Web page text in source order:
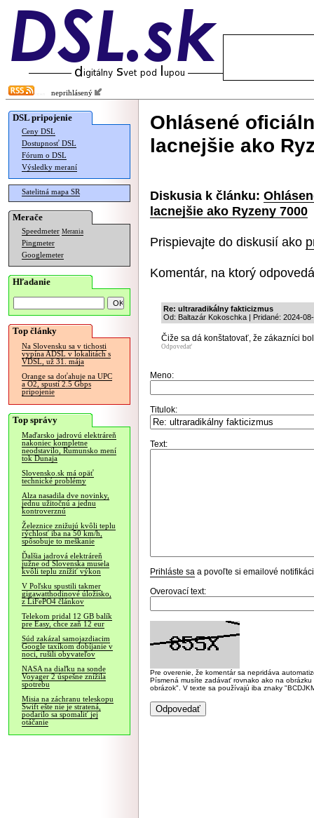
neprihlásený
DSL pripojenie
Ceny DSL
Dostupnosť DSL
Fórum o DSL
Výsledky meraní
Satelitná mapa SR
Merače
Speedmeter Merania
Pingmeter
Googlemeter
Hľadanie
Top články
Na Slovensku sa v tichosti
vypína ADSL v lokalitách s
VDSL, už 31. mája
Orange sa doťahuje na UPC
a O2, spustí 2.5 Gbps
pripojenie
Top správy
Maďarsko jadrovú elektráreň
nakoniec kompletne
neodstavilo, Rumunsko mení
tok Dunaja
Slovensko.sk má opäť
technické problémy
Alza nasadila dve novinky,
jednu užitočnú a jednu
kontroverznú
Železnice znižujú kvôli teplu
rýchlosť iba na 50 km/h,
spôsobuje to meškanie
Ďalšia jadrová elektráreň
južne od Slovenska musela
kvôli teplu znížiť výkon
V Poľsku spustili takmer
gigawatthodinové úložisko,
z LiFePO4 článkov
Telekom pridal 12 GB balík
pre Easy, chce zaň 12 eur
Súd zakázal samojazdiacim
Google taxíkom dobíjanie v
noci, rušili obyvateľov
NASA na diaľku na sonde
Voyager 2 úspešne znížila
spotrebu
Misia na záchranu teleskopu
Swift ešte nie je stratená,
podarilo sa spomaliť jej
otáčanie
Ohlásené
lacnejšie ako
Diskusia k článku:
lacnejšie ako Ryzeny 7000
Prispievajte do diskusií ako
Komentár, na ktorý
Re: ultraradikálny fakticizmus
Od: Baltazár Kokoschka | Pridané: 2024-
Čiže sa dá konštatovať, že zákazníci
Odpovedať
Meno:
Titulok:
Text:
Prihláste sa a povoľte si emailové
Overovací text:
Pre overenie, že komentár sa nepridáva
Písmená musíte zadávať rovnako ako na
obrázok". V texte sa používajú iba znaky